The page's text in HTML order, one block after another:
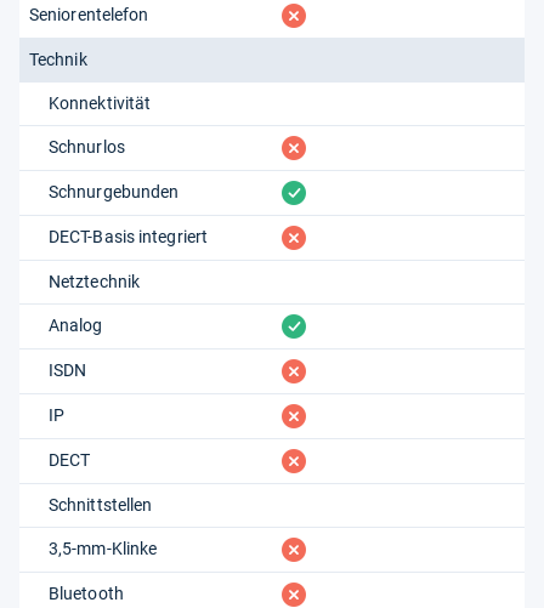
Seniorentelefon fehlt
Technik
Konnektivität
Schnurlos fehlt
Schnurgebunden vorhanden
DECT-Basis integriert fehlt
Netztechnik
Analog vorhanden
ISDN fehlt
IP fehlt
DECT fehlt
Schnittstellen
3,5-mm-Klinke fehlt
Bluetooth fehlt